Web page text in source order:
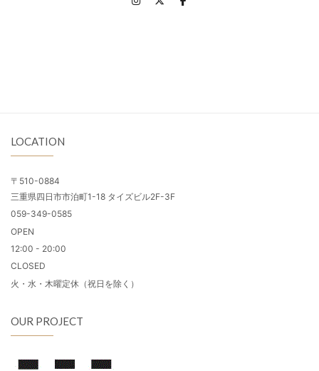
LOCATION
〒510-0884
三重県四日市市泊町1-18 タイズビル2F-3F
059-349-0585
OPEN
12:00 - 20:00
CLOSED
火・水・木曜定休（祝日を除く）
OUR PROJECT